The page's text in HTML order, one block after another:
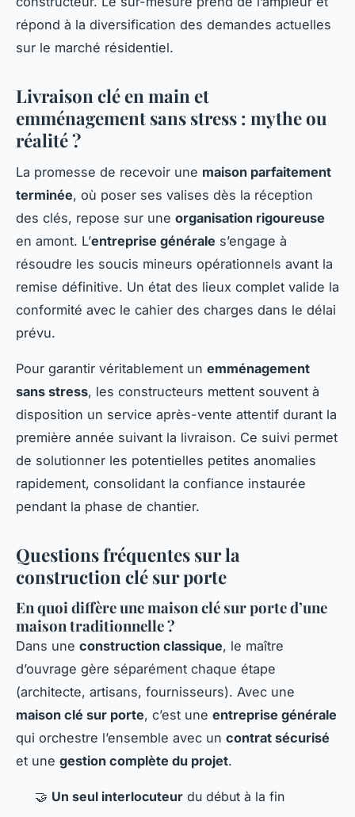
répond à la diversification des demandes actuelles
sur le marché résidentiel.
Livraison clé en main et
emménagement sans stress : mythe ou
réalité ?
La promesse de recevoir une maison parfaitement
terminée, où poser ses valises dès la réception
des clés, repose sur une organisation rigoureuse
en amont. L’entreprise générale s’engage à
résoudre les soucis mineurs opérationnels avant la
remise définitive. Un état des lieux complet valide la
conformité avec le cahier des charges dans le délai
prévu.
Pour garantir véritablement un emménagement
sans stress, les constructeurs mettent souvent à
disposition un service après-vente attentif durant la
première année suivant la livraison. Ce suivi permet
de solutionner les potentielles petites anomalies
rapidement, consolidant la confiance instaurée
pendant la phase de chantier.
Questions fréquentes sur la
construction clé sur porte
En quoi diffère une maison clé sur porte d’une
maison traditionnelle ?
Dans une construction classique, le maître
d’ouvrage gère séparément chaque étape
(architecte, artisans, fournisseurs). Avec une
maison clé sur porte, c’est une entreprise générale
qui orchestre l’ensemble avec un contrat sécurisé
et une gestion complète du projet.
🤝 Un seul interlocuteur du début à la fin